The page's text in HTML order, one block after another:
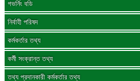
গভর্নিং বডি
নির্বাহী পরিষদ
কর্মকর্তার তথ্য
কর্মী সংক্রান্ত তথ্য
তথ্য প্রদানকারী কর্মকর্তার তথ্য